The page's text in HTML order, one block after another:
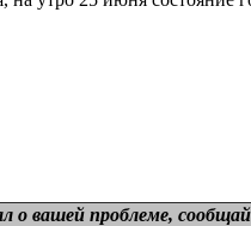
вашей проблеме,